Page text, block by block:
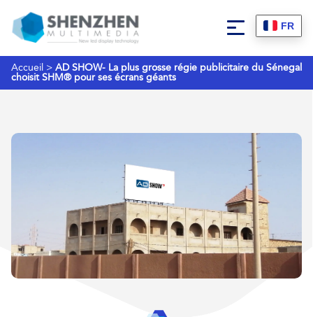
FR
Accueil > AD SHOW- La plus grosse régie publicitaire du Sénegal
choisit SHM® pour ses écrans géants